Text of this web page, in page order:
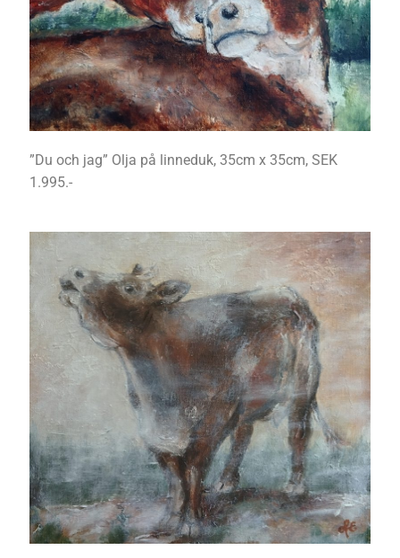
”Du och jag” Olja på linneduk, 35cm x 35cm, SEK
1.995.-